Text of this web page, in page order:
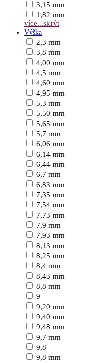
3,15 mm
1,82 mm
více...skrýt
Výška
2,3 mm
3,8 mm
4,00 mm
4,5 mm
4,60 mm
4,95 mm
5,3 mm
5,50 mm
5,65 mm
5,7 mm
6,06 mm
6,14 mm
6,44 mm
6,7 mm
6,83 mm
7,35 mm
7,54 mm
7,73 mm
7,9 mm
7,93 mm
8,13 mm
8,25 mm
8,4 mm
8,43 mm
8,8 mm
9
9,20 mm
9,40 mm
9,48 mm
9,7 mm
9,8
9,8 mm